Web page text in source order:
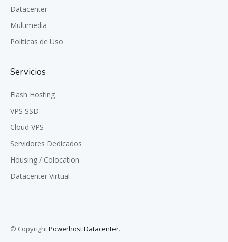
Datacenter
Multimedia
Políticas de Uso
Servicios
Flash Hosting
VPS SSD
Cloud VPS
Servidores Dedicados
Housing / Colocation
Datacenter Virtual
© CopyrightPowerhost Datacenter.